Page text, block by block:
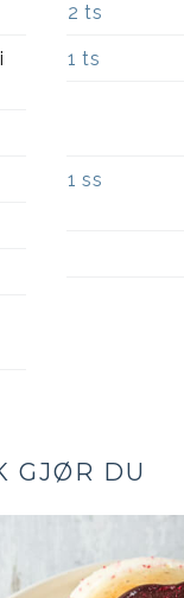
2 ts
1 ts
1 ss
GJØR DU